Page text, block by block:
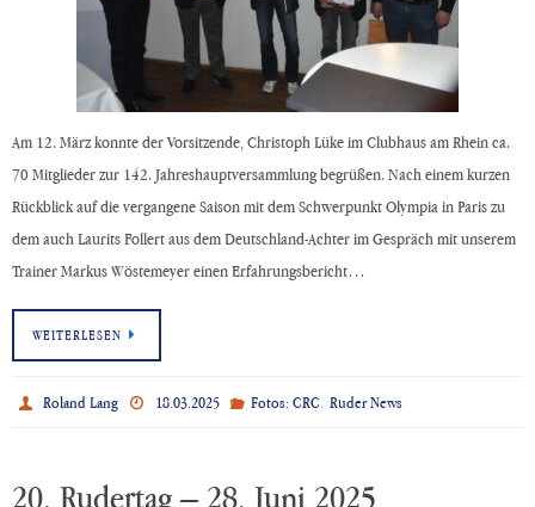
Am 12. März konnte der Vorsitzende, Christoph Lüke im Clubhaus am Rhein ca.
70 Mitglieder zur 142. Jahreshauptversammlung begrüßen. Nach einem kurzen
Rückblick auf die vergangene Saison mit dem Schwerpunkt Olympia in Paris zu
dem auch Laurits Follert aus dem Deutschland-Achter im Gespräch mit unserem
Trainer Markus Wöstemeyer einen Erfahrungsbericht…
WEITERLESEN
Roland Lang 18.03.2025 Fotos: CRC, Ruder News
20. Rudertag – 28. Juni 2025